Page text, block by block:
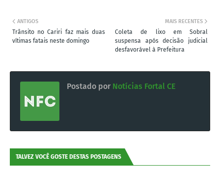
MAIS RECENTES
Coleta de lixo em Sobral
suspensa após decisão judicial
desfavorável à Prefeitura
ANTIGOS
Trânsito no Cariri faz mais duas
vítimas fatais neste domingo
Postado por Notícias Fortal CE
TALVEZ VOCÊ GOSTE DESTAS POSTAGENS